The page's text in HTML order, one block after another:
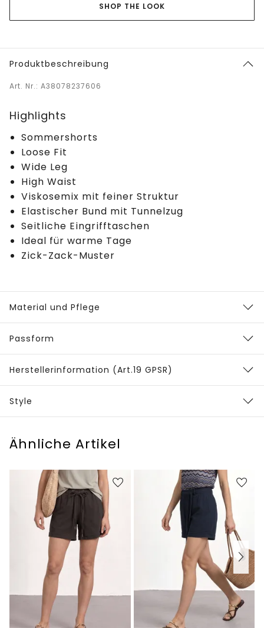
SHOP THE LOOK
Produktbeschreibung
Art. Nr.: A38078237606
Highlights
Sommershorts
Loose Fit
Wide Leg
High Waist
Viskosemix mit feiner Struktur
Elastischer Bund mit Tunnelzug
Seitliche Eingrifftaschen
Ideal für warme Tage
Zick-Zack-Muster
Material und Pflege
Passform
Herstellerinformation (Art.19 GPSR)
Style
Ähnliche Artikel